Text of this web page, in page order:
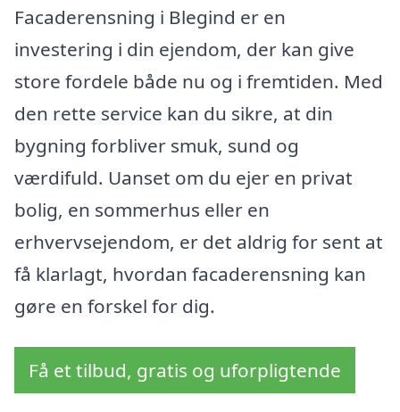
Facaderensning i Blegind er en
investering i din ejendom, der kan give
store fordele både nu og i fremtiden. Med
den rette service kan du sikre, at din
bygning forbliver smuk, sund og
værdifuld. Uanset om du ejer en privat
bolig, en sommerhus eller en
erhvervsejendom, er det aldrig for sent at
få klarlagt, hvordan facaderensning kan
gøre en forskel for dig.
Få et tilbud, gratis og uforpligtende